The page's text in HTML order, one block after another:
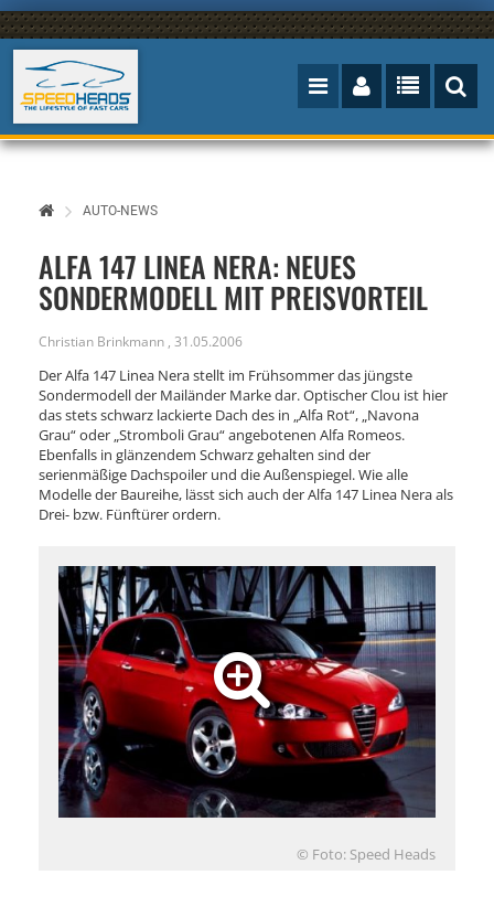
AUTO-NEWS
ALFA 147 LINEA NERA: NEUES
SONDERMODELL MIT PREISVORTEIL
Christian Brinkmann , 31.05.2006
Der Alfa 147 Linea Nera stellt im Frühsommer das jüngste
Sondermodell der Mailänder Marke dar. Optischer Clou ist hier
das stets schwarz lackierte Dach des in „Alfa Rot“, „Navona
Grau“ oder „Stromboli Grau“ angebotenen Alfa Romeos.
Ebenfalls in glänzendem Schwarz gehalten sind der
serienmäßige Dachspoiler und die Außenspiegel. Wie alle
Modelle der Baureihe, lässt sich auch der Alfa 147 Linea Nera als
Drei- bzw. Fünftürer ordern.
© Foto: Speed Heads